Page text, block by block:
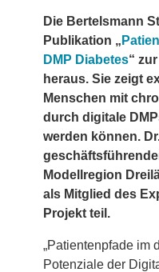
Die Bertelsmann
Publikation „
DMP Diabetes“
heraus. Sie zeigt
Menschen mit
durch digitale
werden können.
Modellregion
als Mitglied des
Projekt teil.
„Patientenpfade im
Potenziale der